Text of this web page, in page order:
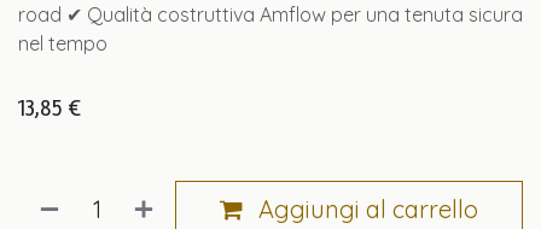
road ✔ Qualità costruttiva Amflow per una tenuta sicura
nel tempo
13,85 €
Aggiungi al carrello